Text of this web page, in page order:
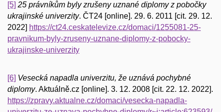
[5] 25 právníkům byly zrušeny uznané diplomy z pobočky
ukrajinské univerzity. ČT24 [online]. 29. 6. 2011 [cit. 29. 12.
2022] https://ct24.ceskatelevize.cz/domaci/1255081-25-
pravnikum-byly-zruseny-uznane-diplomy-z-pobocky-
ukrajinske-univerzity
[6] Vesecká napadla univerzitu, že uznává pochybné
diplomy. Aktuálně.cz [online]. 3. 12. 2008 [cit. 22. 12. 2022].
https://zpravy.aktualne.cz/domaci/vesecka-napadla-